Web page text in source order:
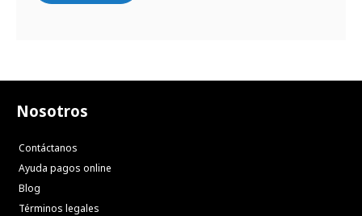
Nosotros
Contáctanos
Ayuda pagos online
Blog
Términos legales